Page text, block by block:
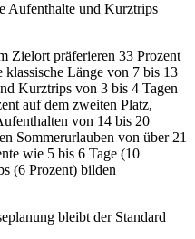
Aufenthalte und Kurztrips
Zielort präferieren 33 Prozent
klassische Länge von 7 bis 13
Kurztrips von 3 bis 4 Tagen
auf dem zweiten Platz,
von 14 bis 20
Sommerurlauben von über 21
wie 5 bis 6 Tage (10
(6 Prozent) bilden
bleibt der Standard